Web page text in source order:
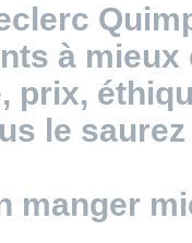
à
prix,
le
manger